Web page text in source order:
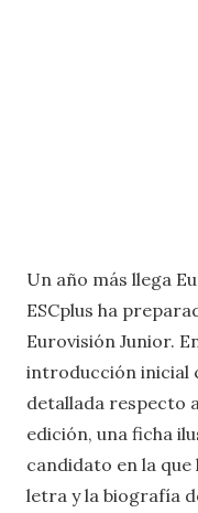
Un año más llega
ESCplus ha
Eurovisión Junior.
introducción inicial
detallada respecto
edición, una ficha
candidato en la que
letra y la biografía